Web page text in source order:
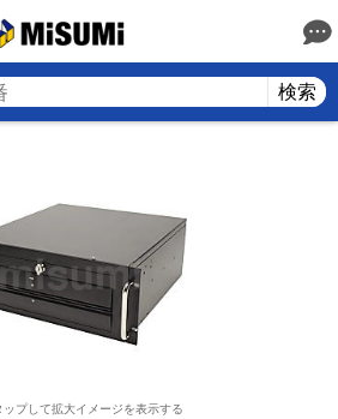
検索
ップして拡大イメージを表示する